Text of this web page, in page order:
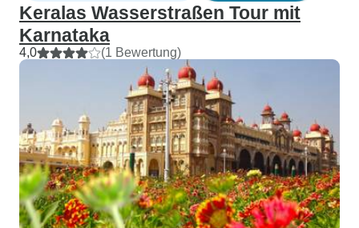
Keralas Wasserstraßen Tour mit
Karnataka
4,0 (1 Bewertung)